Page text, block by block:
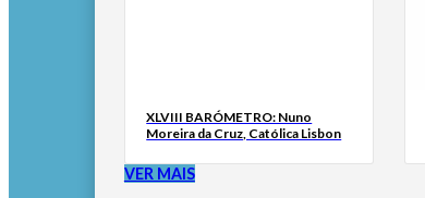
XLVIII BARÓMETRO: Nuno
Moreira da Cruz, Católica Lisbon
VER MAIS